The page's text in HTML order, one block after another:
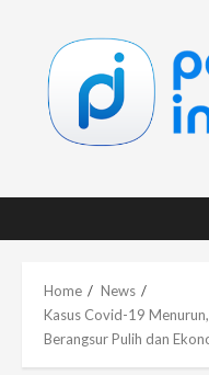
content
Home
News
Kasus Covid-19
Berangsur Pulih dan